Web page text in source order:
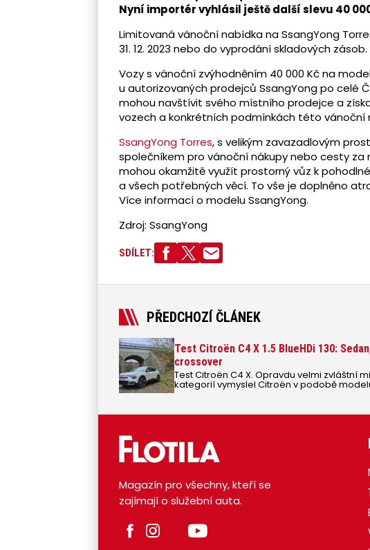
Nyní importér vyhlásil ještě další slevu 40
Limitovaná vánoční nabídka na SsangYong
31. 12. 2023 nebo do vyprodání skladových zásob.
Vozy s vánoční zvýhodněním 40 000 Kč na
u autorizovaných prodejců SsangYong po celé
mohou navštívit svého místního prodejce a
vozech a konkrétních podmínkách této vánoční
SsangYong Torres, s velikým zavazadlovým
společníkem pro vánoční nákupy nebo cesty za
mohou okamžitě využít prostorný vůz k
a všech potřebných věcí. To vše je doplněno
Více informací o modelu SsangYong.
Zdroj: SsangYong
SDÍLET:
PŘEDCHOZÍ ČLÁNEK
Test Citroën C4 X 1.5 BlueHDi 130:
crossover
Test Citroën C4 X. Opravdu velmi zvláštní
kategorií vymyslel Citroën v podobě
Magazín pro všechny, kteří se
zajímají o služební auta.